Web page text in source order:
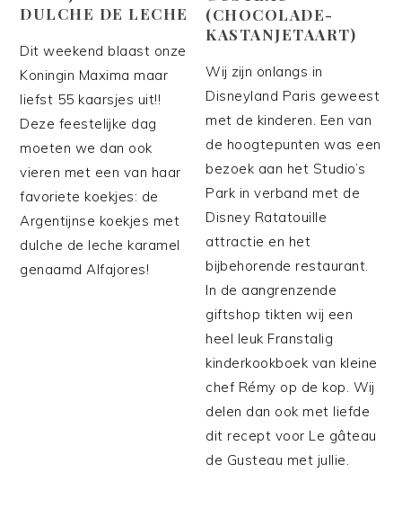
DULCHE DE LECHE
Dit weekend blaast onze
Koningin Maxima maar
liefst 55 kaarsjes uit!!
Deze feestelijke dag
moeten we dan ook
vieren met een van haar
favoriete koekjes: de
Argentijnse koekjes met
dulche de leche karamel
genaamd Alfajores!
(CHOCOLADE-
KASTANJETAART)
Wij zijn onlangs in
Disneyland Paris geweest
met de kinderen. Een van
de hoogtepunten was een
bezoek aan het Studio’s
Park in verband met de
Disney Ratatouille
attractie en het
bijbehorende restaurant.
In de aangrenzende
giftshop tikten wij een
heel leuk Franstalig
kinderkookboek van kleine
chef Rémy op de kop. Wij
delen dan ook met liefde
dit recept voor Le gâteau
de Gusteau met jullie.